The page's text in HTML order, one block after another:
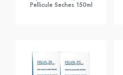
Pellicule Seches 150ml